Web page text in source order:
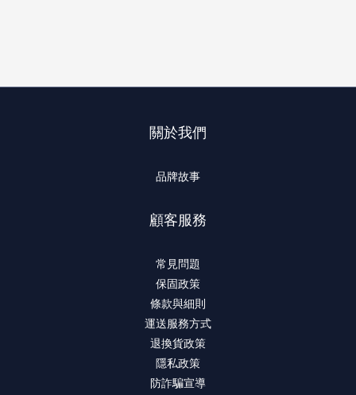
關於我們
品牌故事
顧客服務
常見問題
保固政策
條款與細則
運送服務方式
退換貨政策
隱私政策
防詐騙宣導